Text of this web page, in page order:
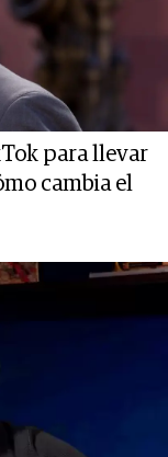
para llevar
cambia el